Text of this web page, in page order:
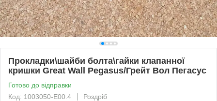
Прокладки\шайби болта\гайки клапанної
кришки Great Wall Pegasus/Грейт Вол Пегасус
Готово до відправки
Код: 1003050-E00.4
Роздріб